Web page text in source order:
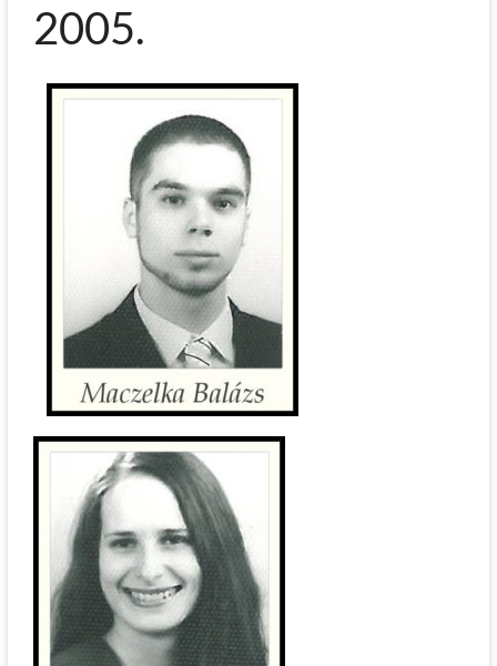
2005.